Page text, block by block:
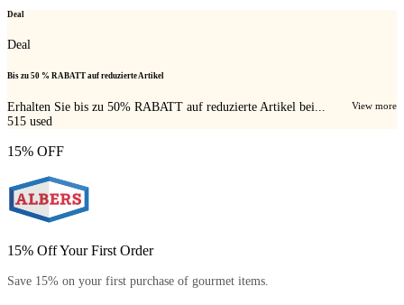
Deal
Deal
Bis zu 50 % RABATT auf reduzierte Artikel
Erhalten Sie bis zu 50% RABATT auf reduzierte Artikel bei... View more
515 used
15% OFF
15% Off Your First Order
Save 15% on your first purchase of gourmet items.